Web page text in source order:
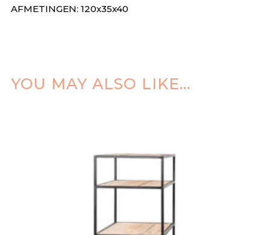
AFMETINGEN: 120x35x40
YOU MAY ALSO LIKE…